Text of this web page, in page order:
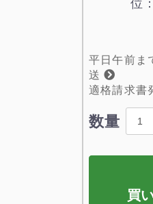
位：
平日午前ま
送
適格請求書
数量
買